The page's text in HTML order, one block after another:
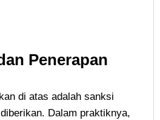
Penerapan
di atas adalah sanksi
Dalam praktiknya,